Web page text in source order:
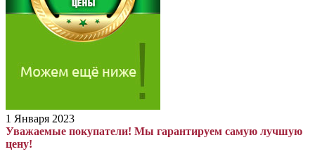
1 Января 2023
Уважаемые покупатели! Мы гарантируем самую лучшую
цену!